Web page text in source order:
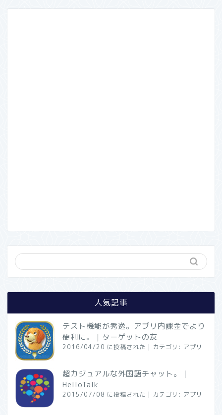
人気記事
テスト機能が秀逸。アプリ内課金でより
便利に。｜ターゲットの友
2016/04/20 に投稿された | カテゴリ: アプリ
超カジュアルな外国語チャット。｜
HelloTalk
2015/07/08 に投稿された | カテゴリ: アプリ